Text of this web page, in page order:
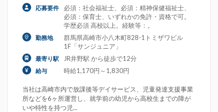
応募要件
必須：社会福祉士、必須：精神保健福祉士、
必須：保育士、いずれかの免許・資格で可。
学歴必須 高校以上。経験等：。
勤務地
群馬県高崎市小八木町828-1トミザワビル
1F「サンジュニア」
最寄り駅 JR井野駅 から徒歩で12分
給与 時給1,170円～1,830円
当社は高崎市内で放課後等デイサービス、児童発達支援事業
所などを6ヶ所運営し、就学前の幼児から高校生までの障が
いや特性を持つ児...